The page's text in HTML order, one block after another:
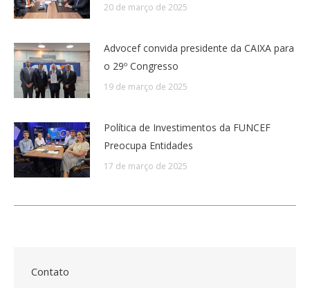
20 de março de 2025
Advocef convida presidente da CAIXA para
o 29º Congresso
19 de março de 2025
Política de Investimentos da FUNCEF
Preocupa Entidades
17 de março de 2025
Contato